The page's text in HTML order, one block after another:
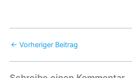
← Vorheriger Beitrag